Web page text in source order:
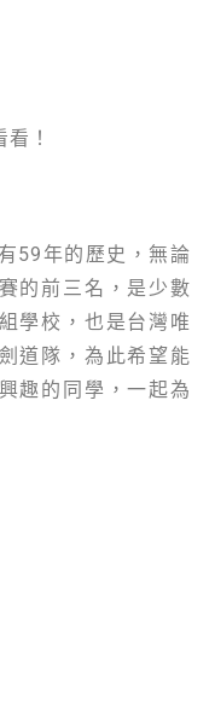
！
59年的歷史，無論
的前三名，是少數
學校，也是台灣唯
道隊，為此希望能
趣的同學，一起為